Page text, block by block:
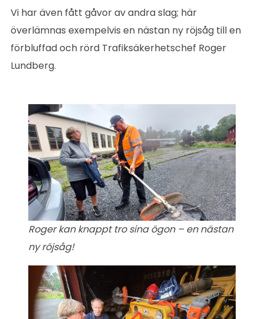
Vi har även fått gåvor av andra slag; här
överlämnas exempelvis en nästan ny röjsåg till en
förbluffad och rörd Trafiksäkerhetschef Roger
Lundberg.
Roger kan knappt tro sina ögon – en nästan
ny röjsåg!